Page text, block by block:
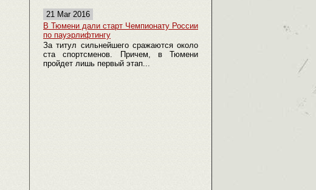
21 Mar 2016
В Тюмени дали старт Чемпионату России
по пауэрлифтингу
За титул сильнейшего сражаются около
ста спортсменов. Причем, в Тюмени
пройдет лишь первый этап...